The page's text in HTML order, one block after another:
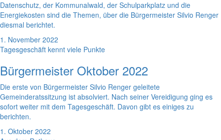
Datenschutz, der Kommunalwald, der Schulparkplatz und die
Energiekosten sind die Themen, über die Bürgermeister Silvio Renger
diesmal berichtet.
1. November 2022
Tagesgeschäft kennt viele Punkte
Bürgermeister Oktober 2022
Die erste von Bürgermeister Silvio Renger geleitete
Gemeinderatssitzung ist absolviert. Nach seiner Vereidigung ging es
sofort weiter mit dem Tagesgeschäft. Davon gibt es einiges zu
berichten.
1. Oktober 2022